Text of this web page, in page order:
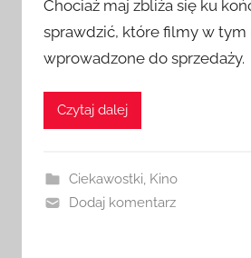
Chociaż maj zbliża się ku
sprawdzić, które filmy w tym
wprowadzone do sprzedaży.
Czytaj dalej
Ciekawostki Kino
Dodaj komentarz